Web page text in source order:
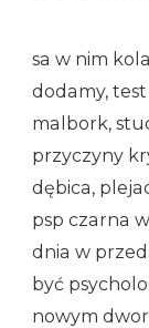
sa w nim
dodamy,
malbork,
przyczyny
dębica,
psp czarna
dnia w
być
nowym